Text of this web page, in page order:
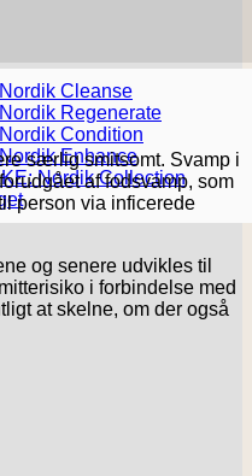
Cleanse
Regenerate
Condition
Enhance
Nordik Collection
særlig smitsomt. Svamp i
af fodsvamp, som
person via inficerede
og senere udvikles til
i forbindelse med
at skelne, om der også